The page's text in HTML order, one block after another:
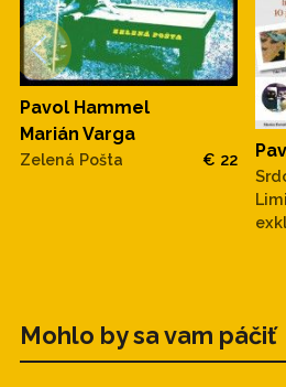
Pavol Hammel
Marián Varga
Zelená Pošta € 22
Mohlo by sa vam páčiť